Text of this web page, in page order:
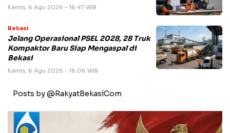
Kamis, 6 Agu 2026 - 16:47 WIB
Bekasi
Jelang Operasional PSEL 2028, 28 Truk
Kompaktor Baru Siap Mengaspal di
Bekasi
Kamis, 6 Agu 2026 - 16:06 WIB
Posts by @RakyatBekasiCom